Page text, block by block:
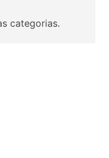
categorias.